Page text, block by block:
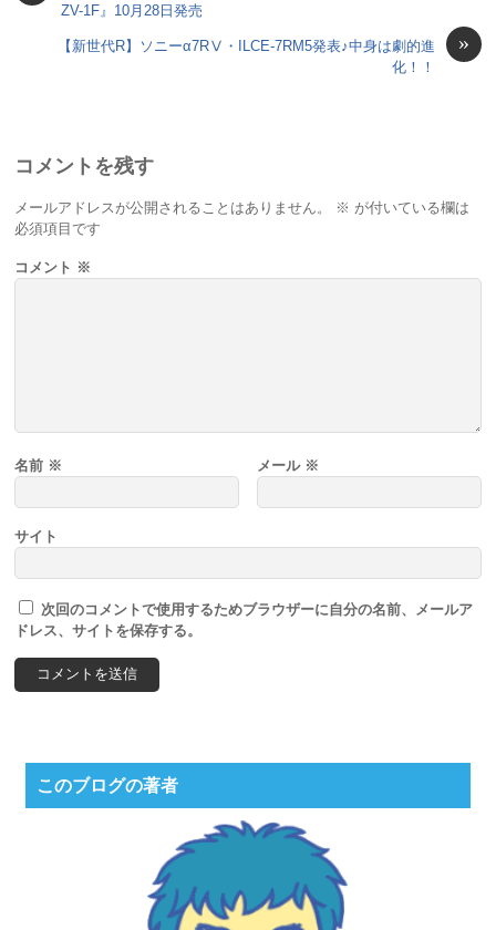
ZV-1F』10月28日発売
»
【新世代R】ソニーα7RⅤ・ILCE-7RM5発表♪中身は劇的進
化！！
コメントを残す
メールアドレスが公開されることはありません。 ※ が付いている欄は
必須項目です
コメント ※
名前 ※ メール ※
サイト
次回のコメントで使用するためブラウザーに自分の名前、メールア
ドレス、サイトを保存する。
このブログの著者